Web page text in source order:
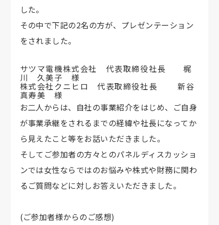
した。
その中で下記の2名の方が、プレゼンテーション
をされました。
サツマ電機株式会社 代表取締役社長 梶
川 久美子 様
株式会社クニヒロ 代表取締役社長 新谷
真寿美 様
お二人からは、自社の事業紹介をはじめ、ご自身
が事業承継をされるまでの経緯や社長になってか
ら見えたこと等をお話いただきました。
そしてご参加者の方々とのパネルディスカッショ
ンでは女性ならではのお悩みや株式や財務に関わ
るご質問などに対しお答えいただきました。
(ご参加者様からのご感想)